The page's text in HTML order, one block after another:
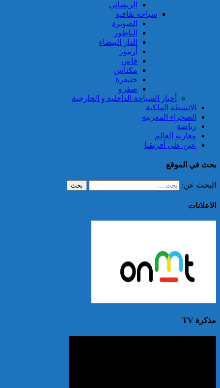
الريصاني
سياحة ثقافية
الصويرة
الناظور
الدار البيضاء
أزمور
فاس
مكناس
خنيفرة
صفرو
أخبار السياحة الداخلية و الخارجية
الانشطة الملكية
الصحراء المغربية
رياضة
مغاربة العالم
عين على أفريقيا
بحث في الموقع
البحث عن:
الاعلانات
مذكرة TV